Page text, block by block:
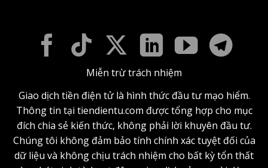
Miễn trừ trách nhiệm
Giao dịch tiền điện tử là hình thức đầu tư mạo hiểm.
Thông tin tại tiendientu.com được tổng hợp cho mục
đích chia sẻ kiến thức, không phải lời khuyên đầu tư.
Chúng tôi không đảm bảo tính chính xác tuyệt đối của
dữ liệu và không chịu trách nhiệm cho bất kỳ tổn thất